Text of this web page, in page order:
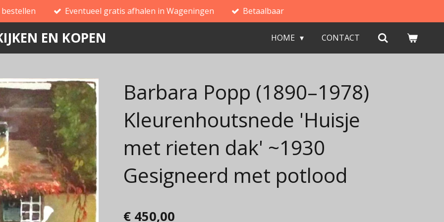
Eventueel gratis afhalen in Wageningen Betaalbaar
EN KOPEN HOME CONTACT
Barbara Popp (1890–1978)
Kleurenhoutsnede 'Huisje
met rieten dak' ~1930
Gesigneerd met potlood
€ 450,00